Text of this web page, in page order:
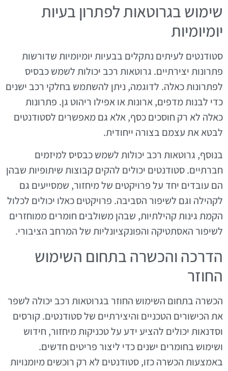
שימוש בגרוטאות לפתרון בעיות
יומיומיות
סטודנטים לעיתים נתקלים בבעיות יומיומיות שדורשות
פתרונות יצירתיים. גרוטאות רכב יכולות לשמש כבסיס
לפתרונות כאלה. לדוגמה, ניתן להשתמש בחלקי רכב ישנים
כדי לבנות מדפים, ארונות או אפילו ריהוט גן. פתרונות
כאלה לא רק חוסכים כסף, אלא גם מאפשרים לסטודנטים
לבטא את עצמם בצורה ייחודית.
בנוסף, גרוטאות רכב יכולות לשמש כבסיס למיזמים
חברתיים. סטודנטים יכולים להקים קבוצות שיתופיות שבהן
הם עובדים יחד על פרויקטים של מיחזור, שמסייעים גם
לקהילה וגם לשיפור הסביבה. פרויקטים כאלו יכולים לכלול
הקמת גינות קהילתיות, שבהן משולבים חומרים ממוחזרים
לשיפור האסתטיקה והפונקציונליות של המרחב הציבורי.
הדרכה והכשרה בתחום השימוש
החוזר
הכשרה בתחום השימוש החוזר בגרוטאות רכב יכולה לשפר
את הכישורים הטכניים והיצירתיים של סטודנטים. קורסים
וסדנאות יכולים להציע ידע על טכניקות מיחזור, חידוש
ושימוש בחומרים ישנים כדי ליצור פריטים חדשים.
באמצעות הכשרה כזו, סטודנטים לא רק רוכשים מיומנויות